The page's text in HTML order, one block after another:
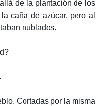
de la plantación de los
caña de azúcar, pero al
nublados.
Cortadas por la misma